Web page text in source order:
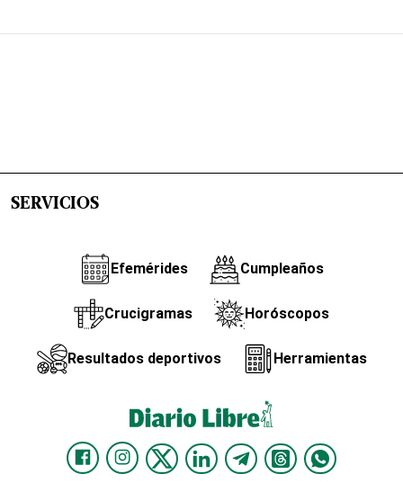
SERVICIOS
Efemérides Cumpleaños
Crucigramas Horóscopos
Resultados deportivos Herramientas